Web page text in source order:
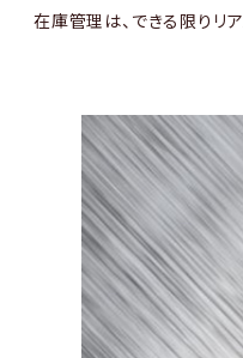
在庫管理は、できる限りリ